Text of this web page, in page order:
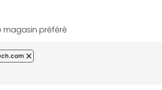
magasin préféré